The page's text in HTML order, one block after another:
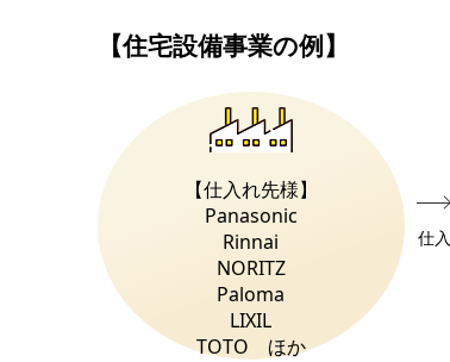
【住宅設備事業の例】
【仕入れ先様】
Panasonic
Rinnai
NORITZ
Paloma
LIXIL
TOTO ほか
仕入